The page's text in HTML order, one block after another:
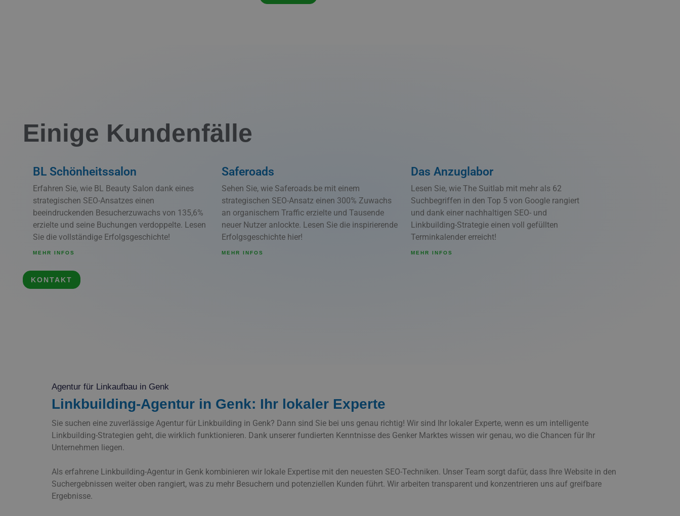
Einige Kundenfälle
BL Schönheitssalon
Erfahren Sie, wie BL Beauty Salon dank eines
strategischen SEO-Ansatzes einen
beeindruckenden Besucherzuwachs von 135,6%
erzielte und seine Buchungen verdoppelte. Lesen
Sie die vollständige Erfolgsgeschichte!
MEHR INFOS
Saferoads
Sehen Sie, wie Saferoads.be mit einem
strategischen SEO-Ansatz einen 300% Zuwachs
an organischem Traffic erzielte und Tausende
neuer Nutzer anlockte. Lesen Sie die inspirierende
Erfolgsgeschichte hier!
MEHR INFOS
Das Anzuglabor
Lesen Sie, wie The Suitlab mit mehr als 62
Suchbegriffen in den Top 5 von Google rangiert
und dank einer nachhaltigen SEO- und
Linkbuilding-Strategie einen voll gefüllten
Terminkalender erreicht!
MEHR INFOS
KONTAKT
Agentur für Linkaufbau in Genk
Linkbuilding-Agentur in Genk: Ihr lokaler Experte
Sie suchen eine zuverlässige Agentur für Linkbuilding in Genk? Dann sind Sie bei uns genau richtig! Wir sind Ihr lokaler Experte, wenn es um intelligente
Linkbuilding-Strategien geht, die wirklich funktionieren. Dank unserer fundierten Kenntnisse des Genker Marktes wissen wir genau, wo die Chancen für Ihr
Unternehmen liegen.
Als erfahrene Linkbuilding-Agentur in Genk kombinieren wir lokale Expertise mit den neuesten SEO-Techniken. Unser Team sorgt dafür, dass Ihre Website in den
Suchergebnissen weiter oben rangiert, was zu mehr Besuchern und potenziellen Kunden führt. Wir arbeiten transparent und konzentrieren uns auf greifbare
Ergebnisse.